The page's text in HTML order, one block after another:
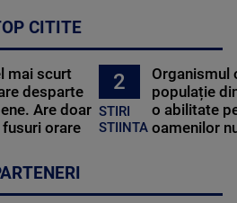
CITITE
mai scurt
desparte
Are doar
orare
2
STIRI
STIINTA
Organismul
populație
o abilitate
oamenilor